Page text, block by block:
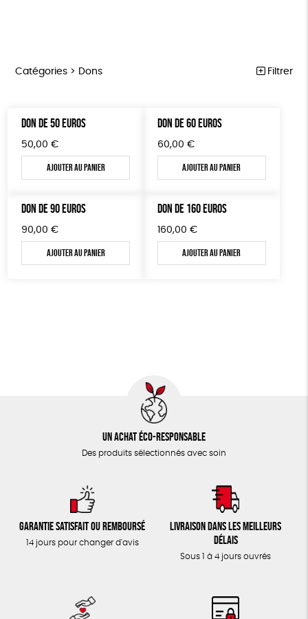
Catégories > Dons Filtrer
MAISON
BIEN-ÊTRE
ÉPICERIE
PAPETERIE
Par défaut
Popularité
Nouveauté
Prix : du - cher au + cher
Tous
0 € - 50 €
100 € - 150 €
Plus de 200€
Couleur
Mots clés
Textile Bio ESAT Fabriqué en France
Agriculture Biologique Fairtrade
DON DE 50 EUROS
50,00 €
Ajouter au panier
DON DE 60 EUROS
60,00 €
Ajouter au panier
DON DE 90 EUROS
90,00 €
Ajouter au panier
DON DE 160 EUROS
160,00 €
Ajouter au panier
Un achat éco-responsable
Des produits sélectionnés avec soin
Garantie satisfait ou remboursé
14 jours pour changer d'avis
Livraison dans les meilleurs
délais
Sous 1 à 4 jours ouvrés